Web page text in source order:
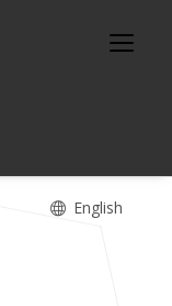
English